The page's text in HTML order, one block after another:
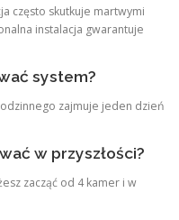
często skutkuje martwymi
instalacja gwarantuje
system?
zajmuje jeden dzień
w przyszłości?
zacząć od 4 kamer i w